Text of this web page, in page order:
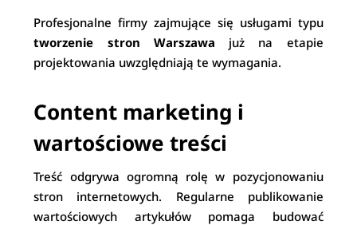
Profesjonalne firmy zajmujące się usługami typu
tworzenie stron Warszawa już na etapie
projektowania uwzględniają te wymagania.
Content marketing i
wartościowe treści
Treść odgrywa ogromną rolę w pozycjonowaniu
stron internetowych. Regularne publikowanie
wartościowych artykułów pomaga budować